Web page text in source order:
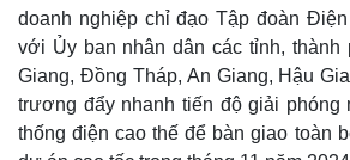
doanh nghiệp chỉ đạo Tập đoàn
với Ủy ban nhân dân các tỉnh, thành
Giang, Đồng Tháp, An Giang, Hậu
trương đẩy nhanh tiến độ giải phóng
thống điện cao thế để bàn giao toàn